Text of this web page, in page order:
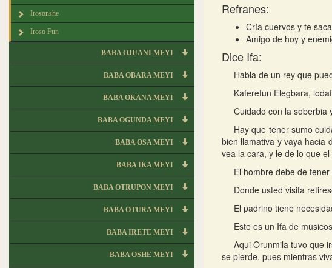
Irosonshe
Iroso Fun
BABA OJUANI MEYI
BABA OBARA MEYI
BABA OKANA MEYI
BABA OGUNDA MEYI
BABA OSA MEYI
BABA IKA MEYI
BABA OTRUPON MEYI
BABA OTURA MEYI
BABA IRETE MEYI
BABA OSHE MEYI
Refranes:
Cría cuervos y te
Amigo de hoy y
Dice Ifa:
Habla de un rey que
Kaferefun Elegbara,
Cuidado con la soberbia
Hay que tener sumo
bien llamativa y vaya hacia
vea la cara, y le de lo que
El hombre debe de
Donde usted visita
El padrino tiene
Este es un Ifa de
Aqui Orunmila tuvo que
se pierde, pues mientras